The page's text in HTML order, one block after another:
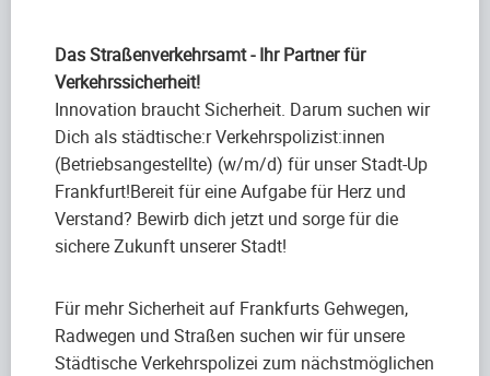
Das Straßenverkehrsamt - Ihr Partner für
Verkehrssicherheit!
Innovation braucht Sicherheit. Darum suchen wir
Dich als städtische:r Verkehrspolizist:innen
(Betriebsangestellte) (w/m/d) für unser Stadt-Up
Frankfurt!Bereit für eine Aufgabe für Herz und
Verstand? Bewirb dich jetzt und sorge für die
sichere Zukunft unserer Stadt!
Für mehr Sicherheit auf Frankfurts Gehwegen,
Radwegen und Straßen suchen wir für unsere
Städtische Verkehrspolizei zum nächstmöglichen